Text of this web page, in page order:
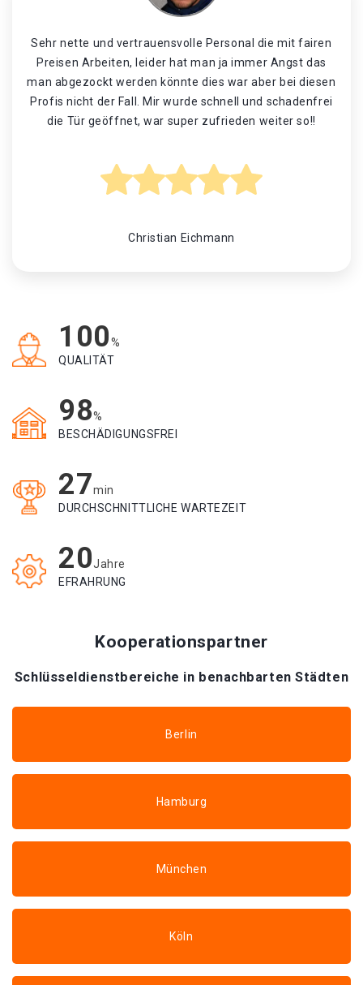
Sehr nette und vertrauensvolle Personal die mit fairen
Preisen Arbeiten, leider hat man ja immer Angst das
man abgezockt werden könnte dies war aber bei diesen
Profis nicht der Fall. Mir wurde schnell und schadenfrei
die Tür geöffnet, war super zufrieden weiter so!!
Christian Eichmann
100%
QUALITÄT
98%
BESCHÄDIGUNGSFREI
27min
DURCHSCHNITTLICHE WARTEZEIT
20Jahre
EFRAHRUNG
Kooperationspartner
Schlüsseldienstbereiche in benachbarten Städten
Berlin
Hamburg
München
Köln